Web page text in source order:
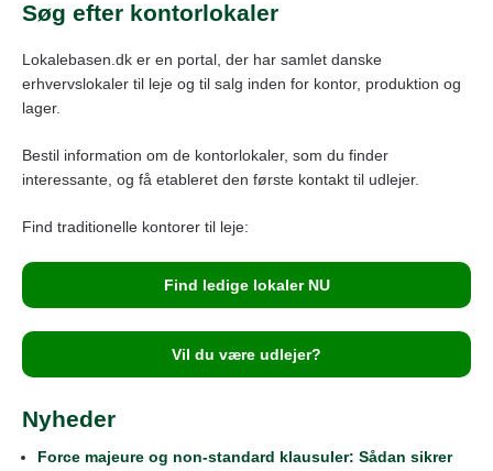
e
b
o
k
n
er
a
Søg efter kontorlokaler
Lokalebasen.dk er en portal, der har samlet danske
erhvervslokaler til leje og til salg inden for kontor, produktion og
lager.
Bestil information om de kontorlokaler, som du finder
interessante, og få etableret den første kontakt til udlejer.
Find traditionelle kontorer til leje:
Find ledige lokaler NU
Vil du være udlejer?
Nyheder
Force majeure og non-standard klausuler: Sådan sikrer